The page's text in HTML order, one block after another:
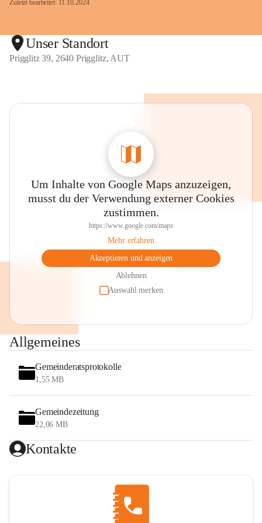
Zuletzt bearbeitet: 11.10.2024
Unser Standort
Prigglitz 39, 2640 Prigglitz, AUT
Um Inhalte von Google Maps anzuzeigen,
musst du der Verwendung externer Cookies
zustimmen.
https://www.google.com/maps
Mehr erfahren
Akzeptieren und anzeigen
Ablehnen
Auswahl merken
Allgemeines
Gemeinderatsprotokolle
1,55 MB
Gemeindezeitung
22,06 MB
Kontakte